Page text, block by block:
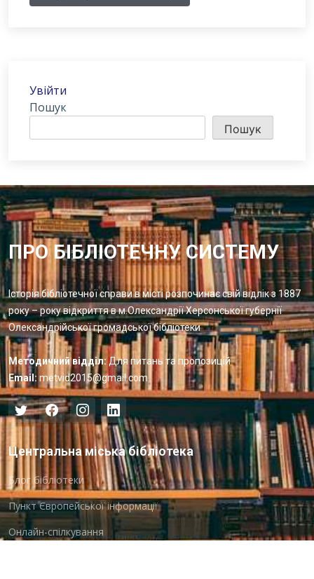
Увійти
Пошук
Пошук
ПРО БІБЛІОТЕЧНУ СИСТЕМУ
Історія бібліотечної справи в місті розпочинає свій відлік з 1887
року – року відкриття в м.Олександрії Херсонської губернії
Олександрійської громадської бібліотеки
Методичний відділ: Для питань та пропозицій
Email: metvid2015@gmail.com
Центральна міська бібліотека
Блог бібліотеки
Пункт Європейської інформації
Онлайн-спілкування